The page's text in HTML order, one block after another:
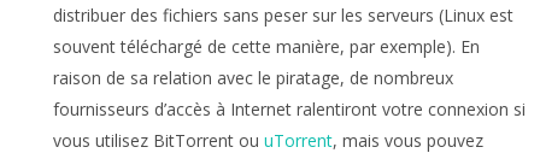
distribuer des fichiers sans peser sur les serveurs (Linux est
souvent téléchargé de cette manière, par exemple). En
raison de sa relation avec le piratage, de nombreux
fournisseurs d’accès à Internet ralentiront votre connexion si
vous utilisez BitTorrent ou uTorrent, mais vous pouvez